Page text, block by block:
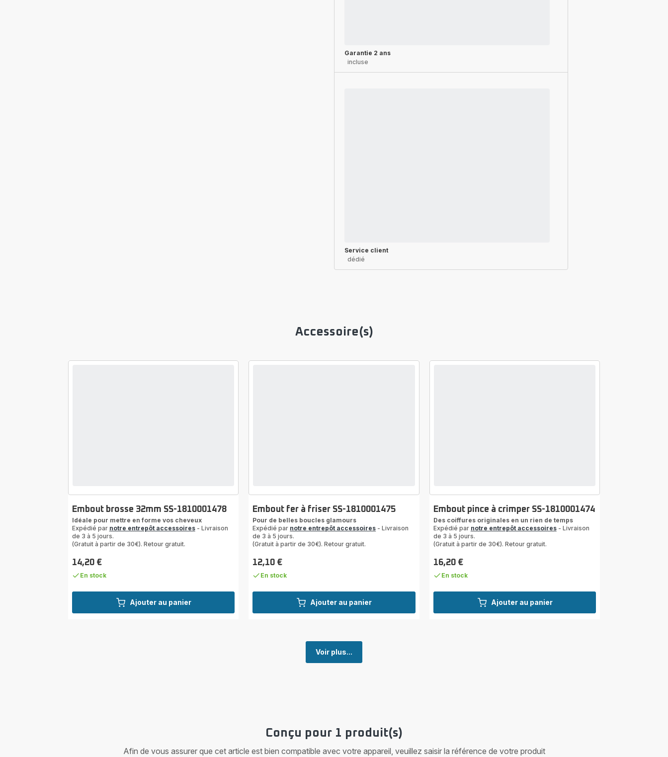
Garantie 2 ans
incluse
Service client
dédié
Accessoire(s)
Ajouter au panier
Embout brosse 32mm SS-1810001478
Idéale pour mettre en forme vos cheveux
Expédié par notre entrepôt accessoires- Livraison
de 3 à 5 jours.
(Gratuit à partir de 30€). Retour gratuit.
Prix
14,20 €
En stock
Ajouter au panier
Embout fer à friser SS-1810001475
Pour de belles boucles glamours
Expédié par notre entrepôt accessoires - Livraison
de 3 à 5 jours.
(Gratuit à partir de 30€). Retour gratuit.
Prix
12,10 €
En stock
Ajouter au panier
Embout pince à crimper SS-1810001474
Des coiffures originales en un rien de temps
Expédié par notre entrepôt accessoires- Livraison
de 3 à 5 jours.
(Gratuit à partir de 30€). Retour gratuit.
Prix
16,20 €
En stock
Voir plus...
Conçu pour 1 produit(s)
Afin de vous assurer que cet article est bien compatible avec votre appareil, veuillez saisir la référence de votre produit